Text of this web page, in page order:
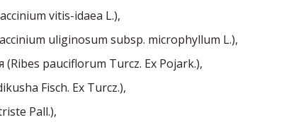
vitis-idaea L.),
uliginosum subsp. microphyllum L.),
pauciflorum Turcz. Ex Pojark.),
Fisch. Ex Turcz.),
Pall.),